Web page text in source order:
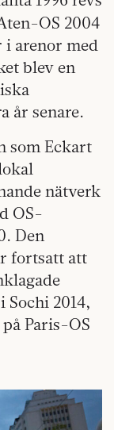
OS 2004
arenor med
blev en
år senare.
som Eckart
nätverk
OS-
Den
fortsatt att
Sochi 2014,
Paris-OS